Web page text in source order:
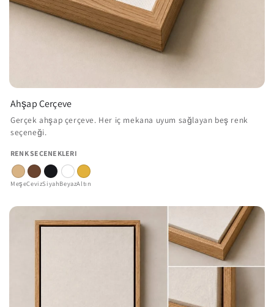
Ahşap Çerçeve
Gerçek ahşap çerçeve. Her iç mekana uyum sağlayan beş renk
seçeneği.
RENK SEÇENEKLERI
MeşeCevizSiyahBeyazAltın